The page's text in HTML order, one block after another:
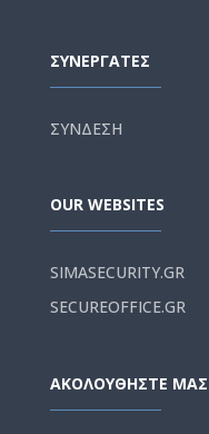
ΣΥΝΕΡΓΑΤΕΣ
ΣΥΝΔΕΣΗ
OUR WEBSITES
SIMASECURITY.GR
SECUREOFFICE.GR
ΑΚΟΛΟΥΘΗΣΤΕ ΜΑΣ